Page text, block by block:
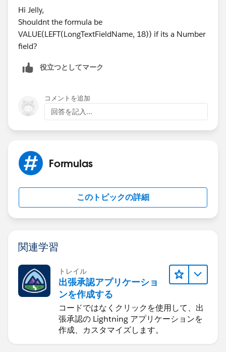
Thanks
Rahul Kumar
Hi Jelly,
Shouldnt the formula be
VALUE(LEFT(LongTextFieldName, 18)) if its a Number
field?
役立つとしてマーク
コメントを追加
回答を記入...
Formulas
このトピックの詳細
関連学習
トレイル
出張承認アプリケーショ
ンを作成する
コードではなくクリックを使用して、出
張承認の Lightning アプリケーションを
作成、カスタマイズします。